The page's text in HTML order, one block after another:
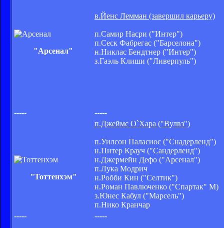
"Арсенал"
в.Йенс Лемман (завершил карьеру)
п.Самир Насри ("Интер")
п.Сеск Фабрегас ("Барселона")
н.Никлас Бендтнер ("Интер")
з.Гаэль Клиши ("Ливерпуль")
----- -----
"Тоттенхэм"
п.Джеймс О`Хара ("Вулвз")
п.Уилсон Паласиос ("Снадерленд")
н.Питер Крауч ("Сандерленд")
н.Джермейн Дефо ("Арсенал")
п.Лука Модрич
н.Робби Кин ("Селтик")
н.Роман Павлюченко ("Спартак" М)
з.Юнес Кабул ("Марсель")
п.Нико Кранчар
-----
-----